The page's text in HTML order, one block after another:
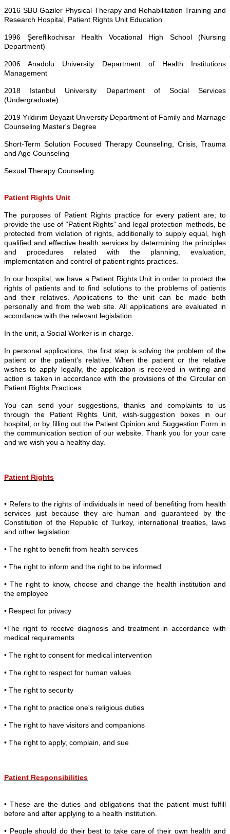
2016 SBU Gaziler Physical Therapy and Rehabilitation Training and
Research Hospital, Patient Rights Unit Education
1996 Şereflikochisar Health Vocational High School (Nursing
Department)
2006 Anadolu University Department of Health Institutions
Management
2018 Istanbul University Department of Social Services
(Undergraduate)
2019 Yıldırım Beyazıt University Department of Family and Marriage
Counseling Master's Degree
Short-Term Solution Focused Therapy Counseling, Crisis, Trauma
and Age Counseling
Sexual Therapy Counseling
Patient Rights Unit
The purposes of Patient Rights practice for every patient are; to
provide the use of “Patient Rights” and legal protection methods, be
protected from violation of rights, additionally to supply equal, high
qualified and effective health services by determining the principles
and procedures related with the planning, evaluation,
implementation and control of patient rights practices.
In our hospital, we have a Patient Rights Unit in order to protect the
rights of patients and to find solutions to the problems of patients
and their relatives. Applications to the unit can be made both
personally and from the web site. All applications are evaluated in
accordance with the relevant legislation.
In the unit, a Social Worker is in charge.
In personal applications, the first step is solving the problem of the
patient or the patient's relative. When the patient or the relative
wishes to apply legally, the application is received in writing and
action is taken in accordance with the provisions of the Circular on
Patient Rights Practices.
You can send your suggestions, thanks and complaints to us
through the Patient Rights Unit, wish-suggestion boxes in our
hospital, or by filling out the Patient Opinion and Suggestion Form in
the communication section of our website. Thank you for your care
and we wish you a healthy day.
Patient Rights
• Refers to the rights of individuals in need of benefiting from health
services just because they are human and guaranteed by the
Constitution of the Republic of Turkey, international treaties, laws
and other legislation.
• The right to benefit from health services
• The right to inform and the right to be informed
• The right to know, choose and change the health institution and
the employee
• Respect for privacy
•The right to receive diagnosis and treatment in accordance with
medical requirements
• The right to consent for medical intervention
• The right to respect for human values
• The right to security
• The right to practice one's religious duties
• The right to have visitors and companions
• The right to apply, complain, and sue
Patient Responsibilities
• These are the duties and obligations that the patient must fulfill
before and after applying to a health institution.
• People should do their best to take care of their own health and